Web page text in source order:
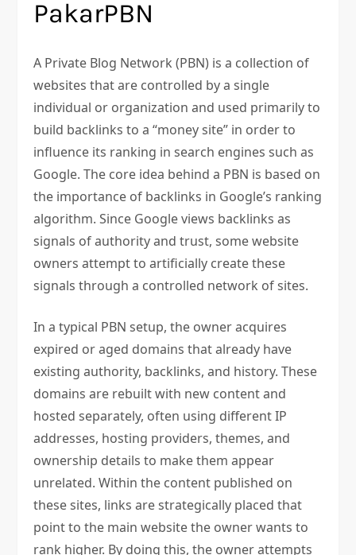
PakarPBN
A Private Blog Network (PBN) is a collection of
websites that are controlled by a single
individual or organization and used primarily to
build backlinks to a “money site” in order to
influence its ranking in search engines such as
Google. The core idea behind a PBN is based on
the importance of backlinks in Google’s ranking
algorithm. Since Google views backlinks as
signals of authority and trust, some website
owners attempt to artificially create these
signals through a controlled network of sites.
In a typical PBN setup, the owner acquires
expired or aged domains that already have
existing authority, backlinks, and history. These
domains are rebuilt with new content and
hosted separately, often using different IP
addresses, hosting providers, themes, and
ownership details to make them appear
unrelated. Within the content published on
these sites, links are strategically placed that
point to the main website the owner wants to
rank higher. By doing this, the owner attempts